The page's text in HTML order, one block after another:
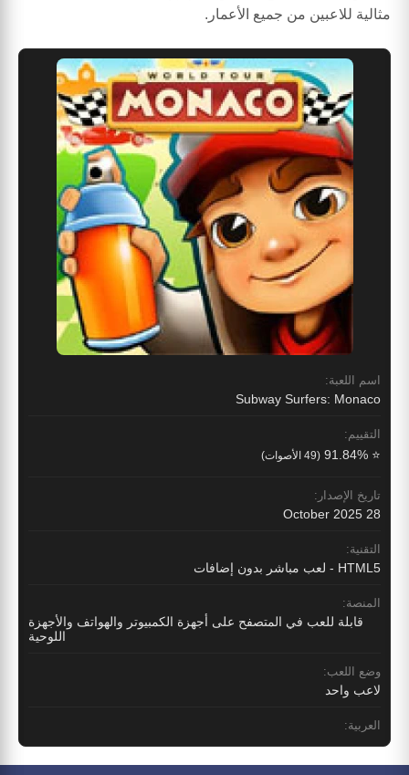
مثالية للاعبين من جميع الأعمار.
اسم اللعبة:
Subway Surfers: Monaco
التقييم:
⭐ 91.84% (49 الأصوات)
تاريخ الإصدار:
28 October 2025
التقنية:
HTML5 - لعب مباشر بدون إضافات
المنصة:
قابلة للعب في المتصفح على أجهزة الكمبيوتر والهواتف والأجهزة
اللوحية
وضع اللعب:
لاعب واحد
العربية: